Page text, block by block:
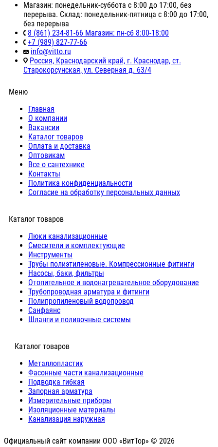
Магазин: понедельник-суббота с 8:00 до 17:00, без
перерыва. Склад: понедельник-пятница с 8:00 до 17:00,
без перерыва
8 (861) 234-81-66 Магазин: пн-сб 8:00-18:00
+7 (989) 827-77-66
info@vitto.ru
Россия, Краснодарский край, г. Краснодар, ст.
Старокорсунская, ул. Северная д. 63/4
Меню
Главная
О компании
Вакансии
Каталог товаров
Оплата и доставка
Оптовикам
Все о сантехнике
Контакты
Политика конфиденциальности
Согласие на обработку персональных данных
Каталог товаров
Люки канализационные
Cмесители и комплектующие
Инструменты
Трубы полиэтиленовые. Компрессионные фитинги
Насосы, баки, фильтры
Отопительное и водонагревательное оборудование
Трубопроводная арматура и фитинги
Полипропиленовый водопровод
Санфаянс
Шланги и поливочные системы
⠀Каталог товаров
Металлопластик
Фасонные части канализационные
Подводка гибкая
Запорная арматура
Измерительные приборы
Изоляционные материалы
Канализация наружная
Официальный сайт компании ООО «ВитТор» © 2026